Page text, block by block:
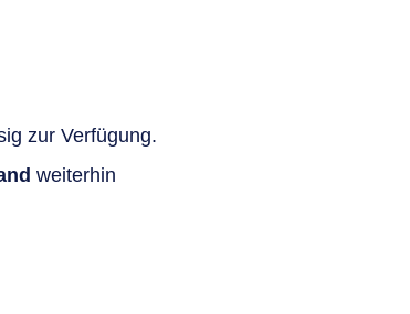
zur Verfügung.
weiterhin